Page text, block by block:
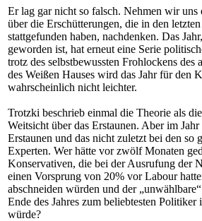
Er lag gar nicht so falsch. Nehmen wir
über die Erschütterungen, die in den
stattgefunden haben, nachdenken. Das
geworden ist, hat erneut eine Serie
trotz des selbstbewussten Frohlockens des
des Weißen Hauses wird das Jahr für den
wahrscheinlich nicht leichter.
Trotzki beschrieb einmal die Theorie als
Weitsicht über das Erstaunen. Aber im
Erstaunen und das nicht zuletzt bei den so
Experten. Wer hätte vor zwölf Monaten
Konservativen, die bei der Ausrufung der
einen Vorsprung von 20% vor Labour
abschneiden würden und der
Ende des Jahres zum beliebtesten
würde?